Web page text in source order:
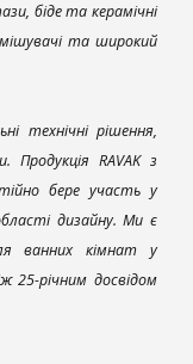
біде та керамічні
та широкий
технічні рішення,
Продукція RAVAK з
бере участь у
дизайну. Ми є
ванних кімнат у
25-річним досвідом